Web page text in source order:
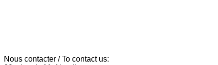
Nous contacter / To contact us: